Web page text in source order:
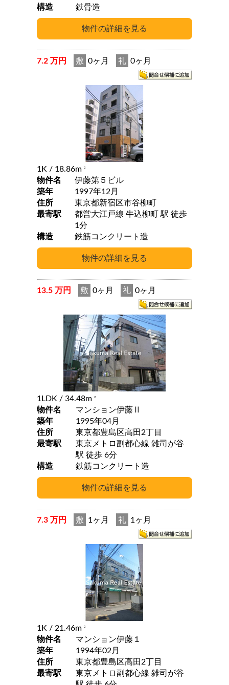
構造
鉄骨造
7.2 万円 敷 0ヶ月 礼 0ヶ月
1K / 18.86m 2
物件名
伊藤第５ビル
築年
1997年12月
住所
東京都新宿区市谷柳町
最寄駅
都営大江戸線 牛込柳町 駅 徒歩
1分
構造
鉄筋コンクリート造
13.5 万円 敷 0ヶ月 礼 0ヶ月
1LDK / 34.48m 2
物件名
マンション伊藤Ⅱ
築年
1995年04月
住所
東京都豊島区高田2丁目
最寄駅
東京メトロ副都心線 雑司が谷
駅 徒歩 6分
構造
鉄筋コンクリート造
7.3 万円 敷 1ヶ月 礼 1ヶ月
1K / 21.46m 2
物件名
マンション伊藤１
築年
1994年02月
住所
東京都豊島区高田2丁目
最寄駅
東京メトロ副都心線 雑司が谷